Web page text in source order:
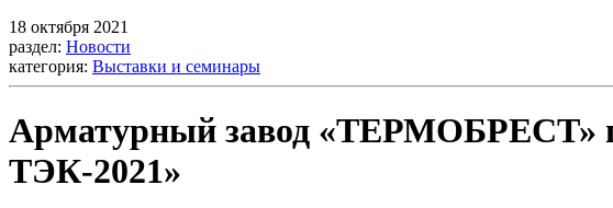
18 октября 2021
раздел: Новости
категория: Выставки и семинары
Арматурный завод «ТЕРМОБРЕСТ»
ТЭК-2021»